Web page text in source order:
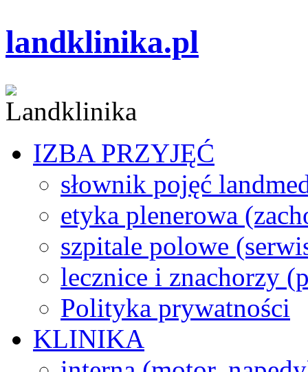
landklinika.pl
IZBA PRZYJĘĆ
słownik pojęć
etyka plenerowa
szpitale polowe
lecznice i znachorzy
Polityka prywatności
KLINIKA